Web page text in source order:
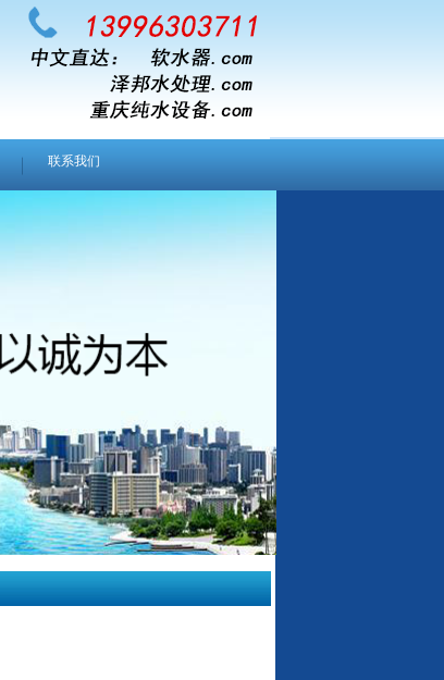
联系我们